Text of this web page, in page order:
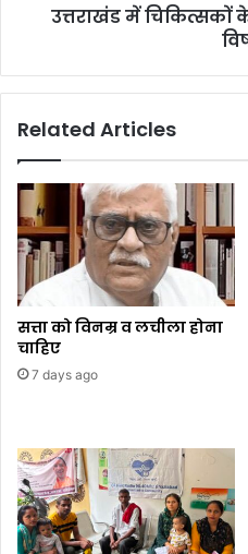
उत्तराखंड में चिकित्सकों
Related Articles
सत्ता को विनम्र व लचीला होना
चाहिए
7 days ago